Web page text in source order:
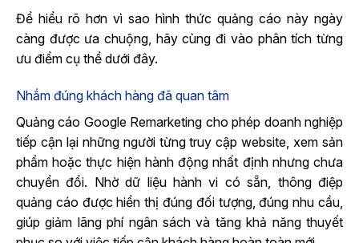
Để hiểu rõ hơn vì sao hình thức quảng cáo này ngày
càng được ưa chuộng, hãy cùng đi vào phân tích từng
ưu điểm cụ thể dưới đây.
Nhắm đúng khách hàng đã quan tâm
Quảng cáo Google Remarketing cho phép doanh nghiệp
tiếp cận lại những người từng truy cập website, xem sản
phẩm hoặc thực hiện hành động nhất định nhưng chưa
chuyển đổi. Nhờ dữ liệu hành vi có sẵn, thông điệp
quảng cáo được hiển thị đúng đối tượng, đúng nhu cầu,
giúp giảm lãng phí ngân sách và tăng khả năng thuyết